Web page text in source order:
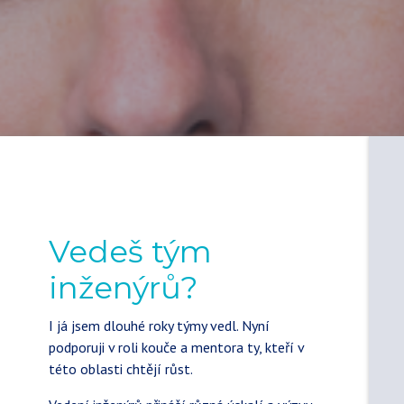
Vedeš tým
inženýrů?
I já jsem dlouhé roky týmy vedl. Nyní
podporuji v roli kouče a mentora ty, kteří v
této oblasti chtějí růst.